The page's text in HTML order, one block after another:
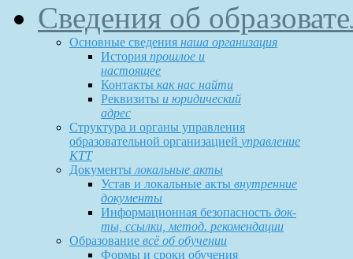
Сведения об
Основные сведения наша организация
История прошлое и
настоящее
Контакты как нас найти
Реквизиты и юридический
адрес
Структура и органы управления
образовательной организацией управление
КТТ
Документы локальные акты
Устав и локальные акты внутренние
документы
Информационная безопасность док-
ты, ссылки, метод. рекомендации
Образование всё об обучении
Формы и сроки обучения